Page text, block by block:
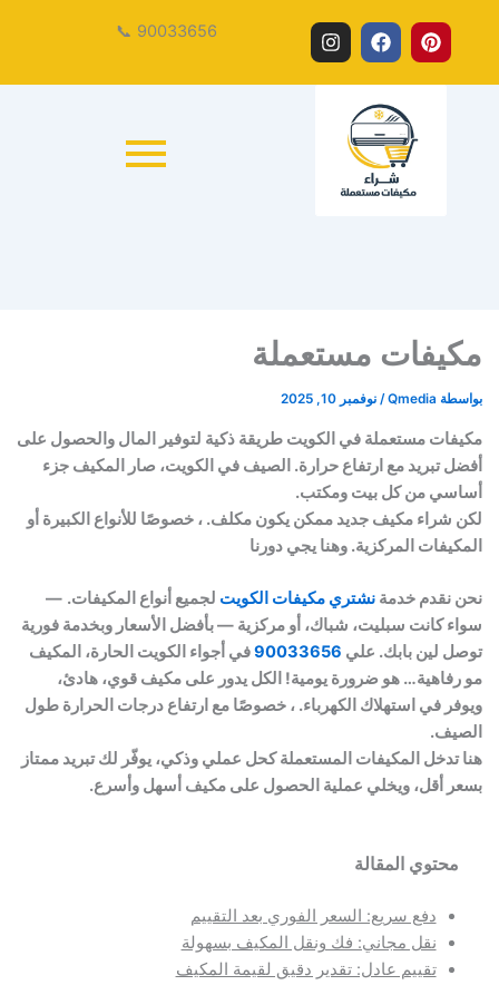
P
i
t
F
a
e
b
o
o
k
I
n
t
90033656 📞
مكيفات مستعملة
بواسطة Qmedia
/ نوفمبر 10, 2025
مكيفات مستعملة في الكويت طريقة ذكية لتوفير المال والحصول على
أفضل تبريد مع ارتفاع حرارة. الصيف في الكويت، صار المكيف جزء
أساسي من كل بيت ومكتب.
لكن شراء مكيف جديد ممكن يكون مكلف. ، خصوصًا للأنواع الكبيرة أو
المكيفات المركزية. وهنا يجي دورنا
نحن نقدم خدمة نشتري مكيفات الكويت لجميع أنواع المكيفات. —
سواء كانت سبليت، شباك، أو مركزية — بأفضل الأسعار وبخدمة فورية
توصل لين بابك. علي 90033656في أجواء الكويت الحارة، المكيف
مو رفاهية… هو ضرورة يومية! الكل يدور على مكيف قوي، هادئ،
ويوفر في استهلاك الكهرباء. ، خصوصًا مع ارتفاع درجات الحرارة طول
الصيف.
هنا تدخل المكيفات المستعملة كحل عملي وذكي، يوفّر لك تبريد ممتاز
بسعر أقل، ويخلي عملية الحصول على مكيف أسهل وأسرع.
محتوي المقالة
دفع سريع: السعر الفوري بعد التقييم
نقل مجاني: فك ونقل المكيف بسهولة
تقييم عادل: تقدير دقيق لقيمة المكيف
مكيفك
المستعمل
من
مكيفك
على
كاش
مكيفات
مستعملة
مكيف
مستعمل